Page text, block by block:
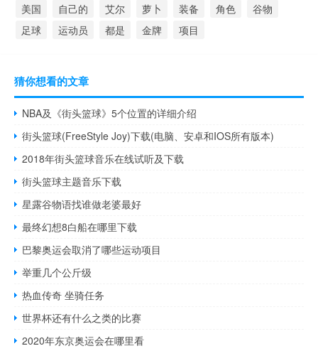
美国
自己的 艾尔 萝卜 装备 角色
谷物
足球
运动员 都是 金牌 项目
猜你想看的文章
NBA及《街头篮球》5个位置的详细介绍
街头篮球(FreeStyle Joy)下载(电脑、安卓和IOS所有版本)
2018年街头篮球音乐在线试听及下载
街头篮球主题音乐下载
星露谷物语找谁做老婆最好
最终幻想8白船在哪里下载
巴黎奥运会取消了哪些运动项目
举重几个公斤级
热血传奇 坐骑任务
世界杯还有什么之类的比赛
2020年东京奥运会在哪里看